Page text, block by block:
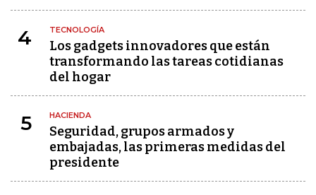
4 TECNOLOGÍA
Los gadgets innovadores que están
transformando las tareas cotidianas
del hogar
5 HACIENDA
Seguridad, grupos armados y
embajadas, las primeras medidas del
presidente